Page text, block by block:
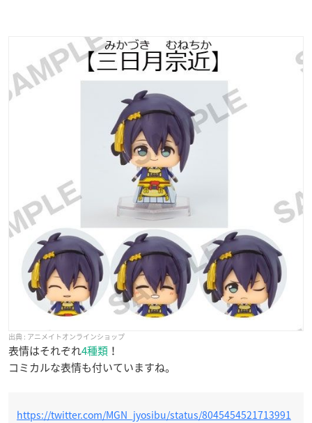
アニメイトオンラインショップ
表情はそれぞれ4種類 ！
コミカルな表情も付いていますね。
https://twitter.com/MGN_jyosibu/status/8045454521713991